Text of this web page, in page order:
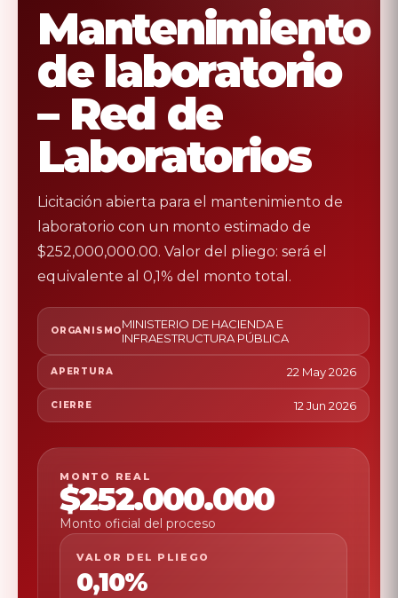
Mantenimiento
de laboratorio
– Red de
Laboratorios
Licitación abierta para el mantenimiento de
laboratorio con un monto estimado de
$252,000,000.00. Valor del pliego: será el
equivalente al 0,1% del monto total.
ORGANISMOMINISTERIO DE HACIENDA E
INFRAESTRUCTURA PÚBLICA
APERTURA 22 May 2026
CIERRE 12 Jun 2026
MONTO REAL
$252.000.000
Monto oficial del proceso
VALOR DEL PLIEGO
0,10%